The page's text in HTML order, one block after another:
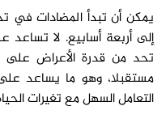
يمكن أن تبدأ المضادات في
إلى أربعة أسابيع. لا
تحد من قدرة الأعراض على
مستقبلا، وهو ما يساعد
التعامل السهل مع تغيرات